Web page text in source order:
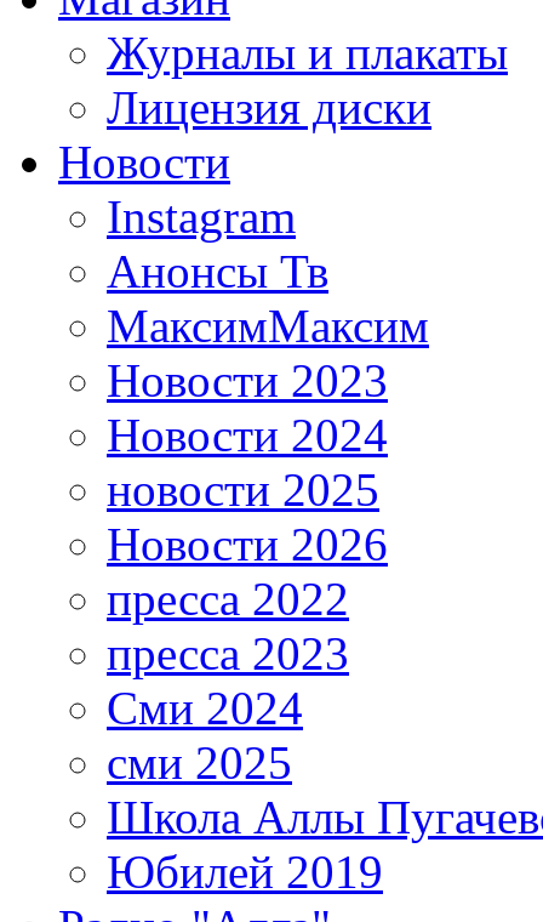
Журналы и плакаты
Лицензия диски
Новости
Instagram
Анонсы Тв
МаксимМаксим
Новости 2023
Новости 2024
новости 2025
Новости 2026
пресса 2022
пресса 2023
Сми 2024
сми 2025
Школа Аллы
Юбилей 2019